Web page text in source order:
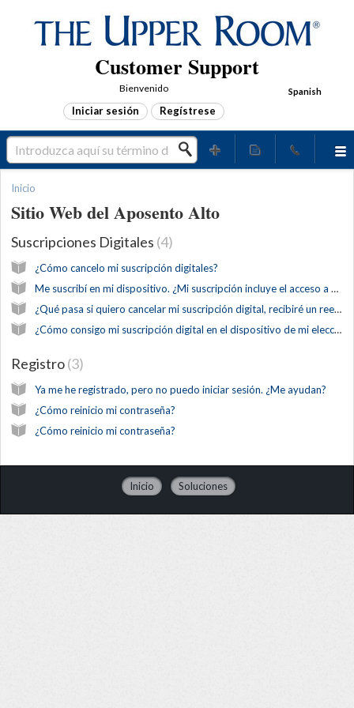
Customer Support
Spanish
Bienvenido
Iniciar sesión Regístrese
Inicio
Sitio Web del Aposento Alto
Suscripciones Digitales 4
¿Cómo cancelo mi suscripción digitales?
Me suscribí en mi dispositivo. ¿Mi suscripción incluye el acceso a otros productos digitales?
¿Qué pasa si quiero cancelar mi suscripción digital, recibiré un reembolso?
¿Cómo consigo mi suscripción digital en el dispositivo de mi elección?
Registro 3
Ya me he registrado, pero no puedo iniciar sesión. ¿Me ayudan?
¿Cómo reinicio mi contraseña?
¿Cómo reinicio mi contraseña?
Inicio Soluciones